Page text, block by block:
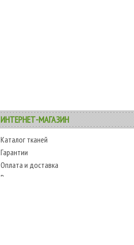
ИНТЕРНЕТ-МАГАЗИН
Каталог тканей
Гарантии
Оплата и доставка
Возврат товара